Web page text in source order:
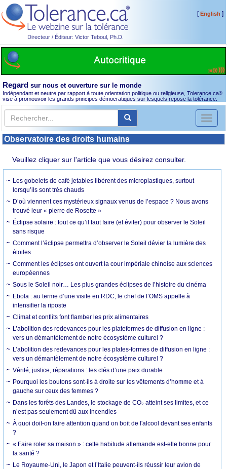
Directeur / Éditeur: Victor Teboul, Ph.D.
[English ]
Regard sur nous et ouverture sur le monde
Indépendant et neutre par rapport à toute orientation politique ou religieuse, Tolerance.ca®
vise à promouvoir les grands principes démocratiques sur lesquels repose la tolérance.
Toggle
Observatoire des droits humains
Veuillez cliquer sur l'article que vous désirez consulter.
Les gobelets de café jetables libèrent des microplastiques, surtout
lorsqu’ils sont très chauds
D’où viennent ces mystérieux signaux venus de l’espace ? Nous avons
trouvé leur « pierre de Rosette »
Éclipse solaire : tout ce qu’il faut faire (et éviter) pour observer le Soleil
sans risque
Comment l’éclipse permettra d’observer le Soleil dévier la lumière des
étoiles
Comment les éclipses ont ouvert la cour impériale chinoise aux sciences
européennes
Sous le Soleil noir… Les plus grandes éclipses de l’histoire du cinéma
Ebola : au terme d’une visite en RDC, le chef de l’OMS appelle à
intensifier la riposte
Climat et conflits font flamber les prix alimentaires
L’abolition des redevances pour les plateformes de diffusion en ligne :
vers un démantèlement de notre écosystème culturel ?
L’abolition des redevances pour les plates-formes de diffusion en ligne :
vers un démantèlement de notre écosystème culturel ?
Vérité, justice, réparations : les clés d’une paix durable
Pourquoi les boutons sont-ils à droite sur les vêtements d’homme et à
gauche sur ceux des femmes ?
Dans les forêts des Landes, le stockage de CO₂ atteint ses limites, et ce
n’est pas seulement dû aux incendies
À quoi doit-on faire attention quand on boit de l'alcool devant ses enfants
?
« Faire roter sa maison » : cette habitude allemande est-elle bonne pour
la santé ?
Le Royaume-Uni, le Japon et l’Italie peuvent-ils réussir leur avion de